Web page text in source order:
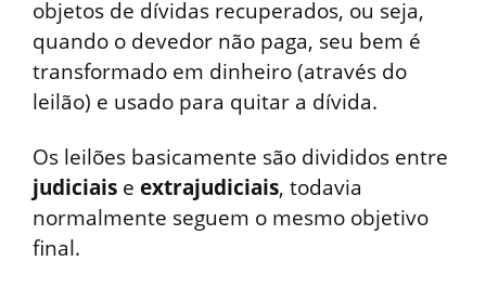
objetos de dívidas recuperados, ou seja,
quando o devedor não paga, seu bem é
transformado em dinheiro (através do
leilão) e usado para quitar a dívida.
Os leilões basicamente são divididos entre
judiciais e extrajudiciais, todavia
normalmente seguem o mesmo objetivo
final.